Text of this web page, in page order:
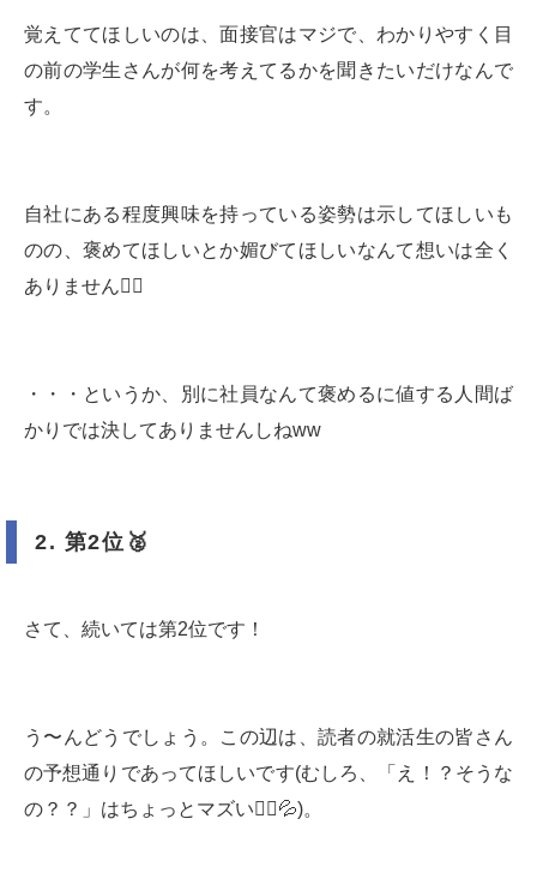
覚えててほしいのは、面接官はマジで、わかりやすく目
の前の学生さんが何を考えてるかを聞きたいだけなんで
す。
自社にある程度興味を持っている姿勢は示してほしいも
のの、褒めてほしいとか媚びてほしいなんて想いは全く
ありません🙅‍♂️
・・・というか、別に社員なんて褒めるに値する人間ば
かりでは決してありませんしねww
2. 第2位🥈
さて、続いては第2位です！
う〜んどうでしょう。この辺は、読者の就活生の皆さん
の予想通りであってほしいです(むしろ、「え！？そうな
の？？」はちょっとマズい🙅‍♂️💦)。